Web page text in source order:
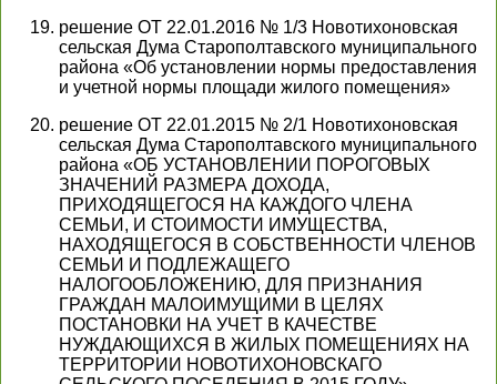
решение ОТ 22.01.2016 № 1/3 Новотихоновская
сельская Дума Старополтавского муниципального
района «Об установлении нормы предоставления
и учетной нормы площади жилого помещения»
решение ОТ 22.01.2015 № 2/1 Новотихоновская
сельская Дума Старополтавского муниципального
района «ОБ УСТАНОВЛЕНИИ ПОРОГОВЫХ
ЗНАЧЕНИЙ РАЗМЕРА ДОХОДА,
ПРИХОДЯЩЕГОСЯ НА КАЖДОГО ЧЛЕНА
СЕМЬИ, И СТОИМОСТИ ИМУЩЕСТВА,
НАХОДЯЩЕГОСЯ В СОБСТВЕННОСТИ ЧЛЕНОВ
СЕМЬИ И ПОДЛЕЖАЩЕГО
НАЛОГООБЛОЖЕНИЮ, ДЛЯ ПРИЗНАНИЯ
ГРАЖДАН МАЛОИМУЩИМИ В ЦЕЛЯХ
ПОСТАНОВКИ НА УЧЕТ В КАЧЕСТВЕ
НУЖДАЮЩИХСЯ В ЖИЛЫХ ПОМЕЩЕНИЯХ НА
ТЕРРИТОРИИ НОВОТИХОНОВСКАГО